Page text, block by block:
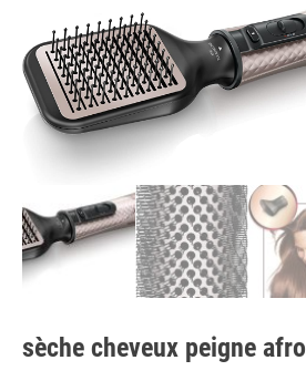
sèche cheveux peigne afro